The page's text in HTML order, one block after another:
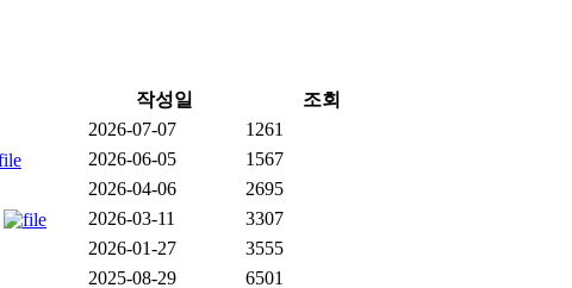
작성일
조회
2026-07-07
1261
2026-06-05
1567
2026-04-06
2695
2026-03-11
3307
2026-01-27
3555
2025-08-29 6501